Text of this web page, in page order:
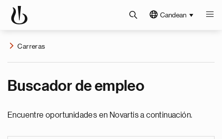
Candean
Carreras
Buscador de empleo
Encuentre oportunidades en Novartis a continuación.